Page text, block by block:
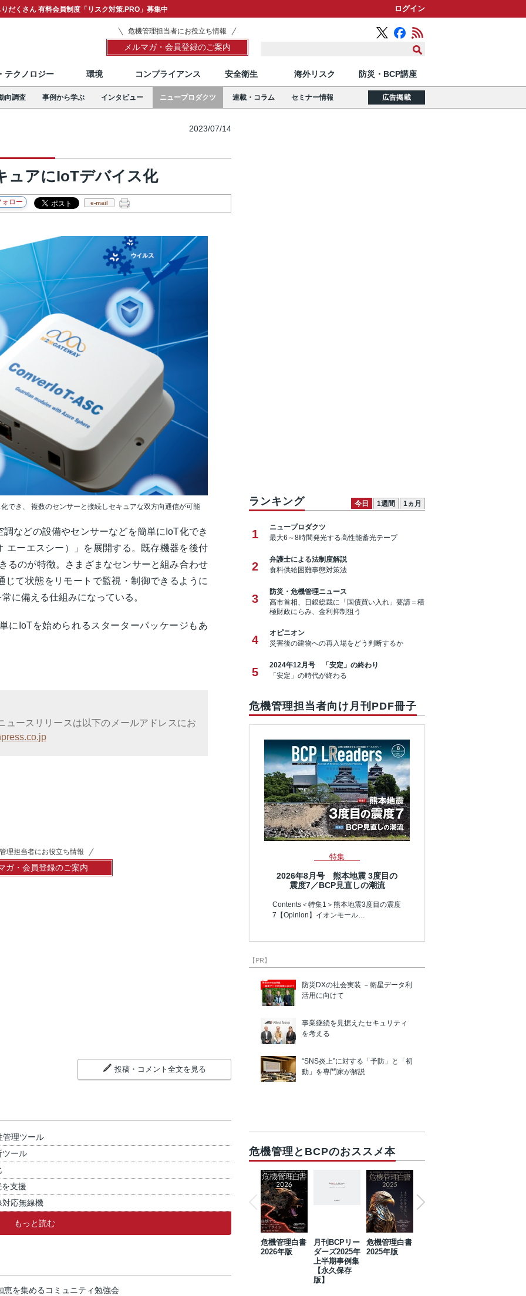
だくさん 有料会員制度「リスク対策.PRO」募集中 ログイン
危機管理担当者にお役立ち情報
メルマガ・会員登録のご案内
テクノロジー 環境 コンプライアンス 安全衛生 海外リスク 防災・BCP講座
向調査 事例から学ぶ インタビュー ニュープロダクツ 連載・コラム セミナー情報 広告掲載
2023/07/14
ュアにIoTデバイス化
e-mail
でき、 複数のセンサーと接続しセキュアな双方向通信が可能
調などの設備やセンサーなどを簡単にIoT化でき
エーエスシー）」を展開する。既存機器を後付
るのが特徴。さまざまなセンサーと組み合わせ
じて状態をリモートで監視・制御できるように
に備える仕組みになっている。
にIoTを始められるスターターパッケージもあ
ュースリリースは以下のメールアドレスにお
理担当者にお役立ち情報
ガ・会員登録のご案内
投稿・コメント全文を見る
管理ツール
ツール
支援
対応無線機
もっと読む
恵を集めるコミュニティ勉強会
ランキング 今日 1週間 1ヵ月
1
ニュープロダクツ
最大6～8時間発光する高性能蓄光テープ
2
弁護士による法制度解説
食料供給困難事態対策法
3
防災・危機管理ニュース
高市首相、日銀総裁に「国債買い入れ」要請＝積
極財政にらみ、金利抑制狙う
4
オピニオン
災害後の建物への再入場をどう判断するか
5
2024年12月号 「安定」の終わり
「安定」の時代が終わる
危機管理担当者向け月刊PDF冊子
特集
2026年8月号 熊本地震 3度目の
震度7／BCP見直しの潮流
Contents＜特集1＞熊本地震3度目の震度
7【Opinion】イオンモール…
【PR】
防災DXの社会実装 －衛星データ利
活用に向けて
事業継続を見据えたセキュリティ
を考える
“SNS炎上”に対する「予防」と「初
動」を専門家が解説
危機管理とBCPのおススメ本
危機管理白書
2026年版
月刊BCPリー
ダーズ2025年
上半期事例集
【永久保存
版】
危機管理白書
2025年版